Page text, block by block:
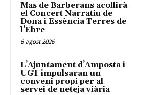
Mas de Barberans acollirà
el Concert Narratiu de
Dona i Essència Terres de
l’Ebre
6 agost 2026
L’Ajuntament d’Amposta i
UGT impulsaran un
conveni propi per al
servei de neteja viària